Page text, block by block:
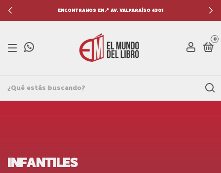
ENCONTRANOS EN📍 AV. VALPARAÍSO 4301
0
INFANTILES